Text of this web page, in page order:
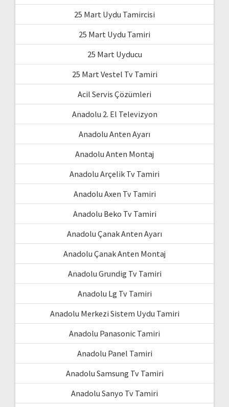
25 Mart Uydu Tamircisi
25 Mart Uydu Tamiri
25 Mart Uyducu
25 Mart Vestel Tv Tamiri
Acil Servis Çözümleri
Anadolu 2. El Televizyon
Anadolu Anten Ayarı
Anadolu Anten Montaj
Anadolu Arçelik Tv Tamiri
Anadolu Axen Tv Tamiri
Anadolu Beko Tv Tamiri
Anadolu Çanak Anten Ayarı
Anadolu Çanak Anten Montaj
Anadolu Grundig Tv Tamiri
Anadolu Lg Tv Tamiri
Anadolu Merkezi Sistem Uydu Tamiri
Anadolu Panasonic Tamiri
Anadolu Panel Tamiri
Anadolu Samsung Tv Tamiri
Anadolu Sanyo Tv Tamiri